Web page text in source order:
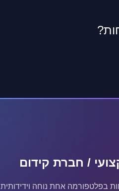
/ חברת קידום
בפלטפורמה אחת נוחה וידידותית